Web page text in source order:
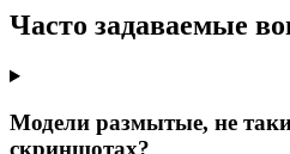
Часто задаваемые
Модели размытые, не
скриншотах?